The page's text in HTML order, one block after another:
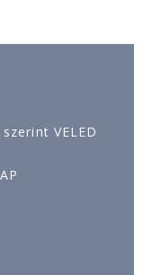
VELED